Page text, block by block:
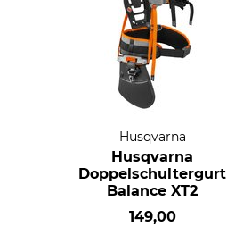
Husqvarna
Husqvarna
Doppelschultergurt
Balance XT2
149,00